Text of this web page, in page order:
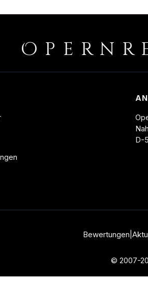
O
D-
Bewertungen
© 2007-